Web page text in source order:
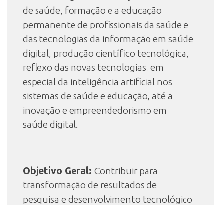
de saúde, formação e a educação
permanente de profissionais da saúde e
das tecnologias da informação em saúde
digital, produção científico tecnológica,
reflexo das novas tecnologias, em
especial da inteligência artificial nos
sistemas de saúde e educação, até a
inovação e empreendedorismo em
saúde digital.
Objetivo Geral: Contribuir para
transformação de resultados de
pesquisa e desenvolvimento tecnológico